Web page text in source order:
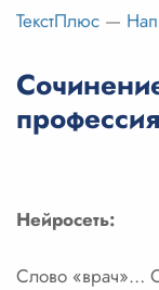
Цены
Вход
Вход с
ТекстПлюс —
Нейросеть:
Слово «врач»…